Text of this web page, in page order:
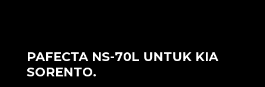
PAFECTA NS-70L UNTUK KIA
SORENTO.